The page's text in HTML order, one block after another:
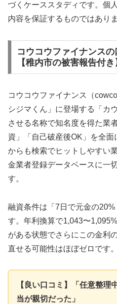
づくケーススタディです。個
内容を保証するものではありま
コウコウファイナンス
【稚内市の被害報告付き
コウコウファイナンス（
シジマくん」に登場する「カ
させる名称で知名度を得た業
資」「自己破産後OK」を全
からも検索でヒットしやすい
金業者登録データベースに一
す。
融資条件は「7日で元金の
す。年利換算で1,043〜
がある状態でさらにこの金利
直せる可能性はほぼゼロです。
【良い口コミ】「任意整理
当が親切だった」